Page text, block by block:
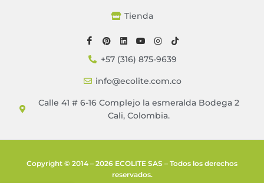
Tienda
+57 (316) 875-9639
info@ecolite.com.co
Calle 41 # 6-16 Complejo la esmeralda Bodega 2
Cali, Colombia.
Copyright © 2014 – 2026 ECOLITE SAS – Todos los derechos
reservados.